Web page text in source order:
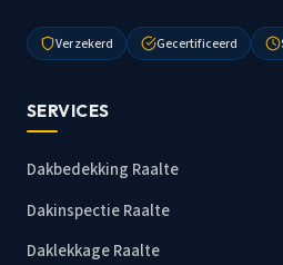
Verzekerd Gecertificeerd
SERVICES
Dakbedekking Raalte
Dakinspectie Raalte
Daklekkage Raalte